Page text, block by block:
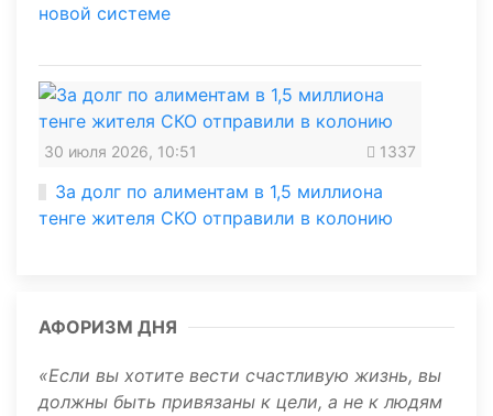
новой системе
30 июля 2026, 10:51 1337
За долг по алиментам в 1,5 миллиона
тенге жителя СКО отправили в колонию
АФОРИЗМ ДНЯ
Если вы хотите вести счастливую жизнь, вы
должны быть привязаны к цели, а не к людям